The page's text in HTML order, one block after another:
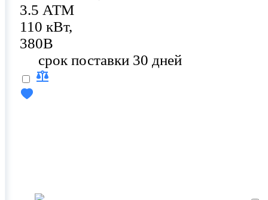
3.5 АТМ
110 кВт,
380В
срок поставки 30 дней